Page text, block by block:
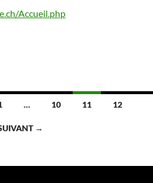
Accueil.php
… 10 11 12
→